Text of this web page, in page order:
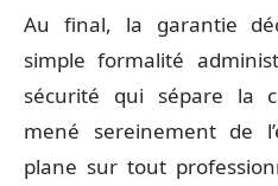
Au final, la garantie
simple formalité
sécurité qui sépare la
mené sereinement de
plane sur tout